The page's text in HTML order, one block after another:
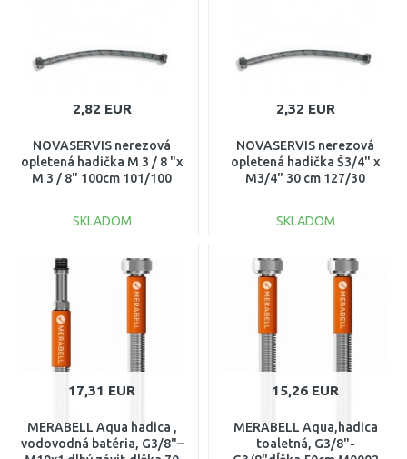
2,82 EUR
NOVASERVIS nerezová
opletená hadička M 3 / 8 "x
M 3 / 8" 100cm 101/100
SKLADOM
DO KOŠÍKA
2,32 EUR
NOVASERVIS nerezová
opletená hadička Š3/4" x
M3/4" 30 cm 127/30
SKLADOM
DO KOŠÍKA
17,31 EUR
MERABELL Aqua hadica ,
vodovodná batéria, G3/8"–
15,26 EUR
MERABELL Aqua,hadica
toaletná, G3/8"-